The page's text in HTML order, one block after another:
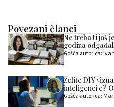
Povezani članci
Ne treba ti još
godina
Gošća autorica:
Želite DIY
inteligencije?
Gošća autorica: